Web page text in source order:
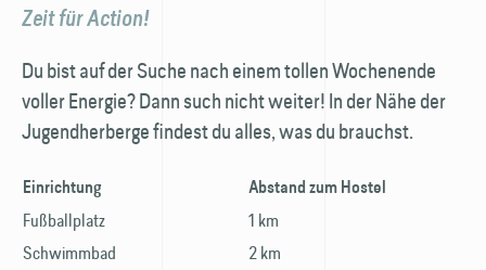
Zeit für Action!
Du bist auf der Suche nach einem tollen Wochenende
voller Energie? Dann such nicht weiter! In der Nähe der
Jugendherberge findest du alles, was du brauchst.
Einrichtung Abstand zum Hostel
Fußballplatz
1 km
Schwimmbad
2 km